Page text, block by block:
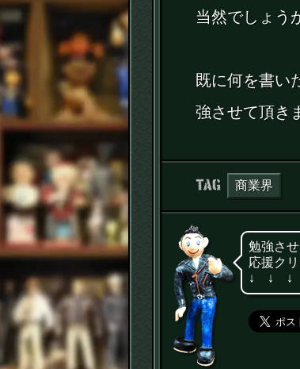
当然でしょう
既に何を書い
強させて頂き
タグ：
商業界
勉強さ
応援ク
↓ ↓